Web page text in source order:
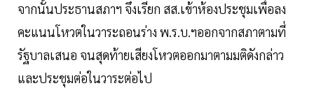
จากนั้นประธานสภาฯ จึงเรียก สส.เข้าห้องประชุมเพื่อลง
คะแนนโหวตในวาระถอนร่าง พ.ร.บ.ฯออกจากสภาตามที่
รัฐบาลเสนอ จนสุดท้ายเสียงโหวตออกมาตามมติดังกล่าว
และประชุมต่อในวาระต่อไป